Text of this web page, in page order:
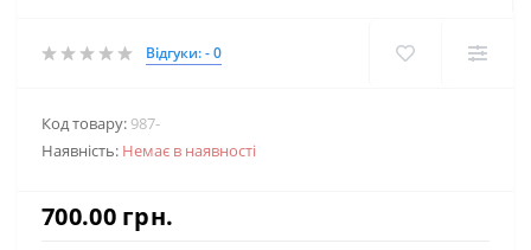
Відгуки: - 0
Код товару: 987-
Наявність: Немає в наявності
700.00 грн.